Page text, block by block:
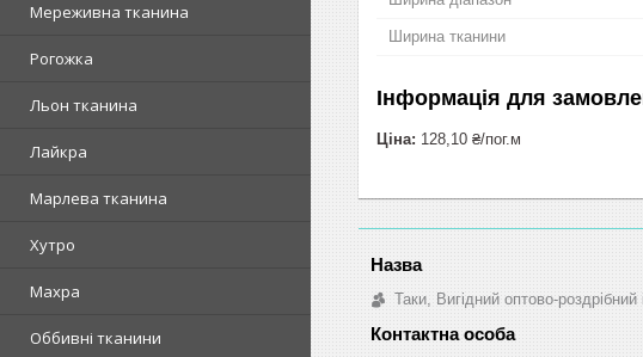
Мереживна тканина
Рогожка
Льон тканина
Лайкра
Марлева тканина
Хутро
Махра
Оббивні тканини
Ширина тканини
Інформація для
Ціна: 128,10 ₴/пог.м
Таки, Вигідний оптово-